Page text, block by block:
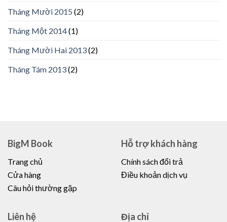
Tháng Mười 2015 (2)
Tháng Một 2014(1)
Tháng Mười Hai 2013(2)
Tháng Tám 2013(2)
BigM Book
Trang chủ
Cửa hàng
Câu hỏi thường gặp
Hỗ trợ khách hàng
Chính sách đổi trả
Điều khoản dịch vụ
Liên hệ Địa chỉ